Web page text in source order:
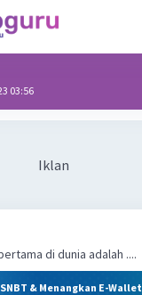
03:56
Iklan
di dunia adalah ....
& Menangkan E-Wallet